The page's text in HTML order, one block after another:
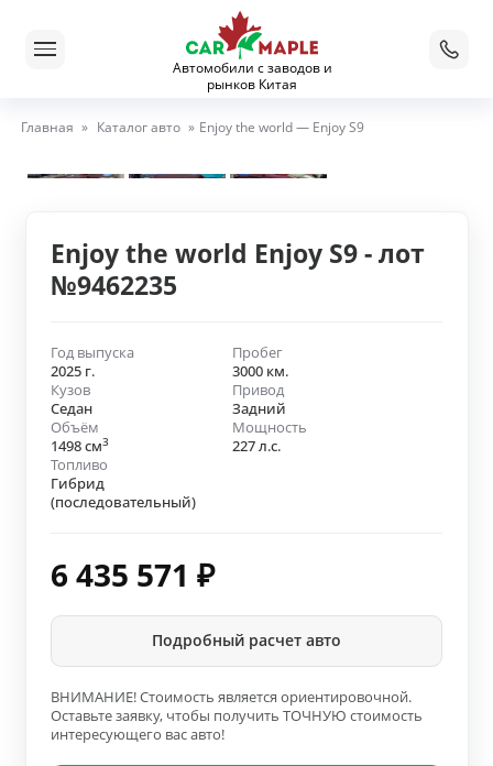
Автомобили с заводов и
рынков Китая
Главная » Каталог авто » Enjoy the world — Enjoy S9
Enjoy the world Enjoy S9 - лот
№9462235
Год выпуска
2025 г.
Пробег
3000 км.
Кузов
Седан
Привод
Задний
Объём
1498 см3
Мощность
227 л.с.
Топливо
Гибрид
(последовательный)
6 435 571 ₽
Подробный расчет авто
ВНИМАНИЕ! Стоимость является ориентировочной.
Оставьте заявку, чтобы получить ТОЧНУЮ стоимость
интересующего вас авто!